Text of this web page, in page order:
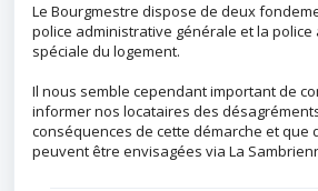
Le Bourgmestre dispose de deux
police administrative générale et la police
spéciale du logement.
Il nous semble cependant important de
informer nos locataires des
conséquences de cette démarche et que
peuvent être envisagées via La